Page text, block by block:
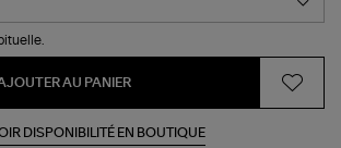
AU PANIER
DISPONIBILITÉ EN BOUTIQUE